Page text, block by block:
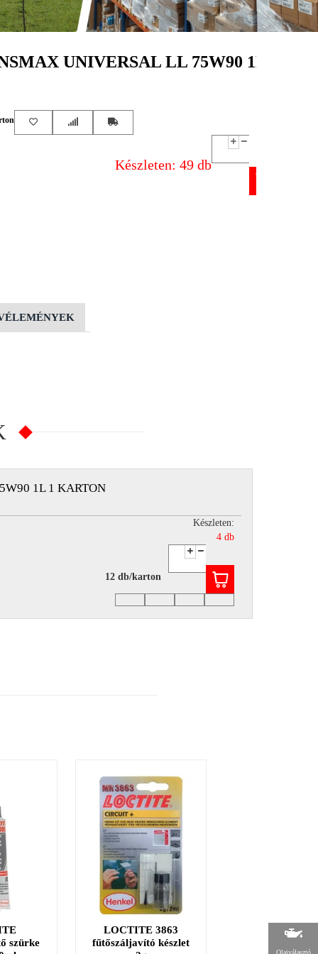
UNIVERSAL LL 75W90 1L
Készleten: 49 db
1L 1 KARTON
Készleten:
4 db
12 db/karton
szürke
LOCTITE 3863
fűtőszáljavító készlet
LOCTITE
Olajválasztó